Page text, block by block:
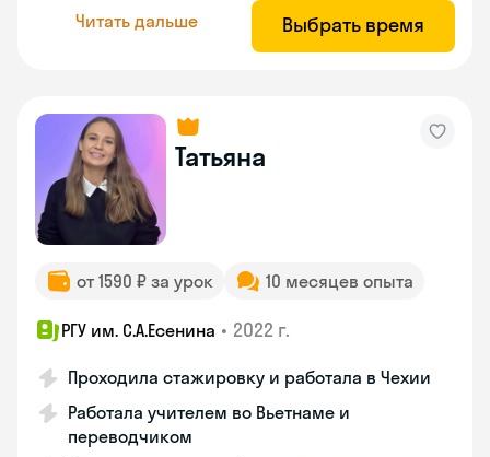
Читать дальше Выбрать время
Татьяна
от 1590 ₽ за урок 10 месяцев опыта
РГУ им. С.А.Есенина • 2022 г.
Проходила стажировку и работала в Чехии
Работала учителем во Вьетнаме и
переводчиком